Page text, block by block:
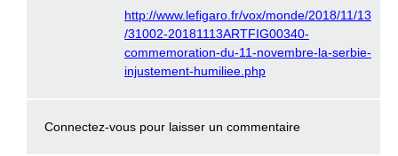
http://www.lefigaro.fr/vox/monde/2018/11/13
/31002-20181113ARTFIG00340-
commemoration-du-11-novembre-la-serbie-
injustement-humiliee.php
Connectez-vous pour laisser un commentaire